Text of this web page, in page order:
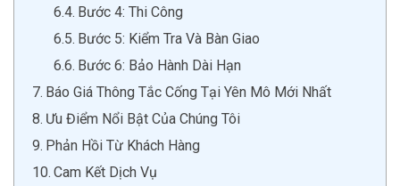
Bước 4: Thi Công
Bước 5: Kiểm Tra Và Bàn Giao
Bước 6: Bảo Hành Dài Hạn
Báo Giá Thông Tắc Cống Tại Yên Mô Mới Nhất
Ưu Điểm Nổi Bật Của Chúng Tôi
Phản Hồi Từ Khách Hàng
Cam Kết Dịch Vụ